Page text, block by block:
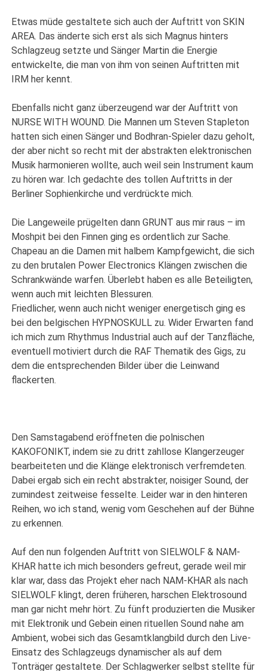
Etwas müde gestaltete sich auch der Auftritt von SKIN
AREA. Das änderte sich erst als sich Magnus hinters
Schlagzeug setzte und Sänger Martin die Energie
entwickelte, die man von ihm von seinen Auftritten mit
IRM her kennt.
Ebenfalls nicht ganz überzeugend war der Auftritt von
NURSE WITH WOUND. Die Mannen um Steven Stapleton
hatten sich einen Sänger und Bodhran-Spieler dazu geholt,
der aber nicht so recht mit der abstrakten elektronischen
Musik harmonieren wollte, auch weil sein Instrument kaum
zu hören war. Ich gedachte des tollen Auftritts in der
Berliner Sophienkirche und verdrückte mich.
Die Langeweile prügelten dann GRUNT aus mir raus – im
Moshpit bei den Finnen ging es ordentlich zur Sache.
Chapeau an die Damen mit halbem Kampfgewicht, die sich
zu den brutalen Power Electronics Klängen zwischen die
Schrankwände warfen. Überlebt haben es alle Beteiligten,
wenn auch mit leichten Blessuren.
Friedlicher, wenn auch nicht weniger energetisch ging es
bei den belgischen HYPNOSKULL zu. Wider Erwarten fand
ich mich zum Rhythmus Industrial auch auf der Tanzfläche,
eventuell motiviert durch die RAF Thematik des Gigs, zu
dem die entsprechenden Bilder über die Leinwand
flackerten.
Den Samstagabend eröffneten die polnischen
KAKOFONIKT, indem sie zu dritt zahllose Klangerzeuger
bearbeiteten und die Klänge elektronisch verfremdeten.
Dabei ergab sich ein recht abstrakter, noisiger Sound, der
zumindest zeitweise fesselte. Leider war in den hinteren
Reihen, wo ich stand, wenig vom Geschehen auf der Bühne
zu erkennen.
Auf den nun folgenden Auftritt von SIELWOLF & NAM-
KHAR hatte ich mich besonders gefreut, gerade weil mir
klar war, dass das Projekt eher nach NAM-KHAR als nach
SIELWOLF klingt, deren früheren, harschen Elektrosound
man gar nicht mehr hört. Zu fünft produzierten die Musiker
mit Elektronik und Gebein einen rituellen Sound nahe am
Ambient, wobei sich das Gesamtklangbild durch den Live-
Einsatz des Schlagzeugs dynamischer als auf dem
Tonträger gestaltete. Der Schlagwerker selbst stellte für